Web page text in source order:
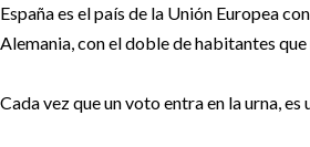
España es el país de la Unión Europea
Alemania, con el doble de habitantes
Cada vez que un voto entra en la urna,